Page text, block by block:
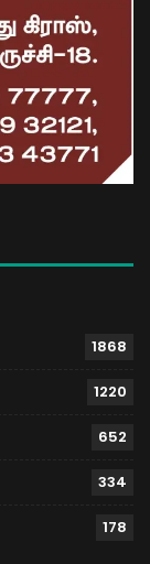
1868
1220
652
334
178